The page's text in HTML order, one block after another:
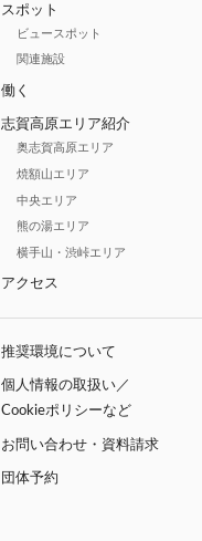
スポット
ビュースポット
関連施設
働く
志賀高原エリア紹介
奥志賀高原エリア
焼額山エリア
中央エリア
熊の湯エリア
横手山・渋峠エリア
アクセス
推奨環境について
個人情報の取扱い／
Cookieポリシーなど
お問い合わせ・資料請求
団体予約